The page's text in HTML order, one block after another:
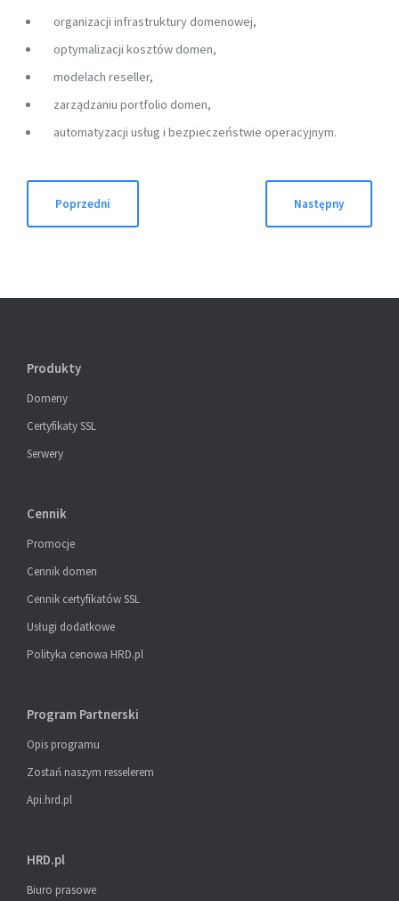
organizacji infrastruktury domenowej,
optymalizacji kosztów domen,
modelach reseller,
zarządzaniu portfolio domen,
automatyzacji usług i bezpieczeństwie operacyjnym.
Nawigacja
wpisu
Poprzedni Następny
Produkty
Domeny
Certyfikaty SSL
Serwery
Cennik
Promocje
Cennik domen
Cennik certyfikatów SSL
Usługi dodatkowe
Polityka cenowa HRD.pl
Program Partnerski
Opis programu
Zostań naszym resselerem
Api.hrd.pl
HRD.pl
Biuro prasowe